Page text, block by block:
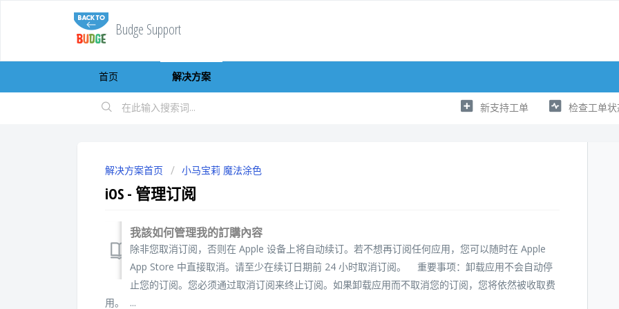
Budge Support
首页 解决方案
新支持工单 检查工单
解决方案首页 小马宝莉 魔法涂色
iOS - 管理订阅
我該如何管理我的訂購內容
除非您取消订阅，否则在 Apple 设备上将自动续订。若不想再订阅任何应用，您可以随时在 Apple
App Store 中直接取消。请至少在续订日期前 24 小时取消订阅。 重要事项：卸载应用不会自动停
止您的订阅。您必须通过取消订阅来终止订阅。如果卸载应用而不取消您的订阅，您将依然被收取费
用。 ...